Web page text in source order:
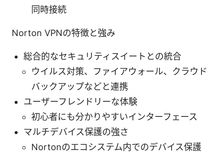
同時接続
Norton VPNの特徴と強み
総合的なセキュリティスイートとの統合
ウイルス対策、ファイアウォール、クラウド
バックアップなどと連携
ユーザーフレンドリーな体験
初心者にも分かりやすいインターフェース
マルチデバイス保護の強さ
Nortonのエコシステム内でのデバイス保護